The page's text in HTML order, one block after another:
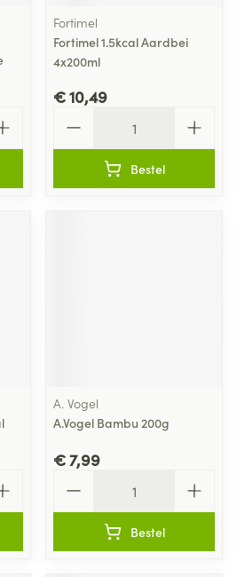
Fortimel
Fortimel 1.5kcal Aardbei
4x200ml
€ 10,49
Bestel
A. Vogel
A.Vogel Bambu 200g
€ 7,99
Bestel